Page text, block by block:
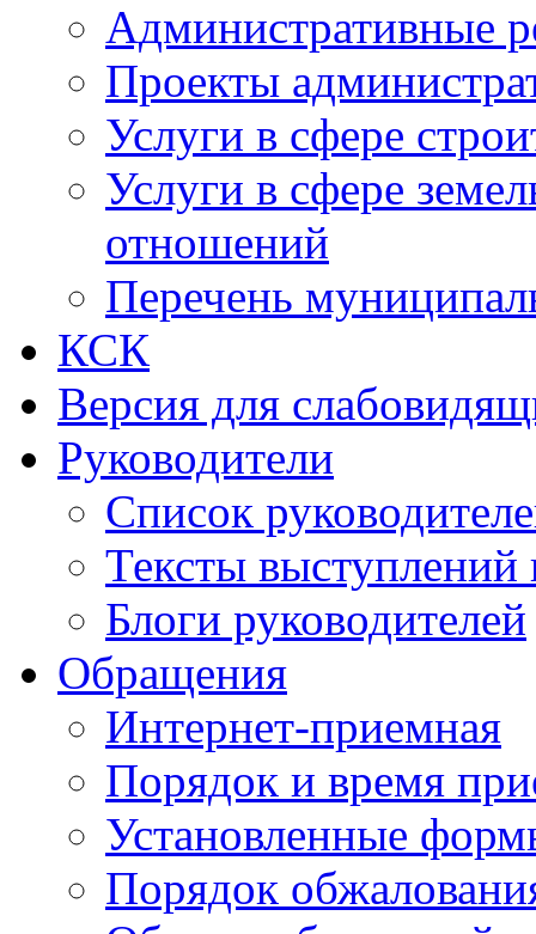
Административные
Проекты
Услуги в сфере
Услуги в сфере
отношений
Перечень
КСК
Версия для
Руководители
Список
Тексты выступлений
Блоги руководителей
Обращения
Интернет-приемная
Порядок и время
Установленные
Порядок